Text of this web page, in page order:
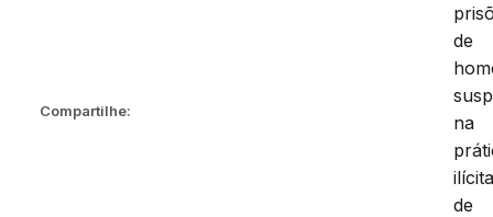
Compartilhe:
de
na
de